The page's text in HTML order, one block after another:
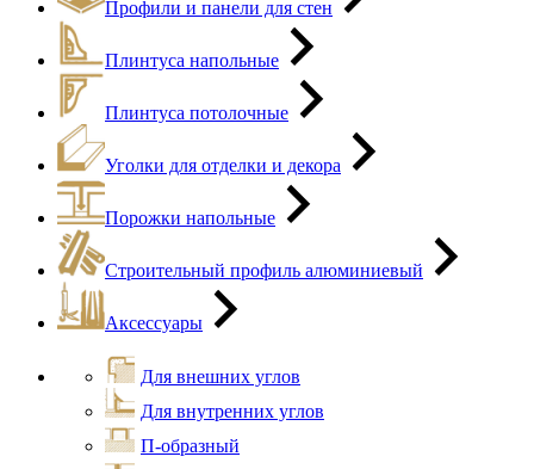
Профили и панели для стен
Плинтуса напольные
Плинтуса потолочные
Уголки для отделки и декора
Порожки напольные
Строительный профиль алюминиевый
Аксессуары
Для внешних углов
Для внутренних углов
П-образный